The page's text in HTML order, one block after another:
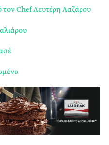
τον Chef Λευτέρη Λαζάρου